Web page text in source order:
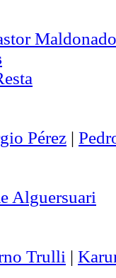
Maldonado
Pérez |
Alguersuari
Trulli |